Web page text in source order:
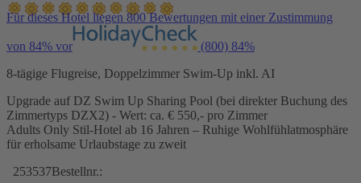
Für dieses Hotel liegen 800 Bewertungen mit einer Zustimmung
von 84% vor (800) 84%
8-tägige Flugreise, Doppelzimmer Swim-Up inkl. AI
Upgrade auf DZ Swim Up Sharing Pool (bei direkter Buchung des
Zimmertyps DZX2) - Wert: ca. € 550,- pro Zimmer
Adults Only Stil-Hotel ab 16 Jahren – Ruhige Wohlfühlatmosphäre
für erholsame Urlaubstage zu zweit
253537Bestellnr.: